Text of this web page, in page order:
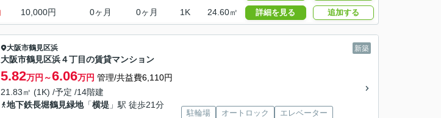
10,000円 0ヶ月 0ヶ月 1K 24.60㎡ 詳細を見る 追加する
新築
大阪市鶴見区浜
大阪市鶴見区浜４丁目の賃貸マンション
5.82万円～6.06万円 管理/共益費6,110円
21.83㎡ (1K) /予定 /14階建
地下鉄長堀鶴見緑地「横堤 」駅 徒歩21分
駐輪場 オートロック
エレベーター